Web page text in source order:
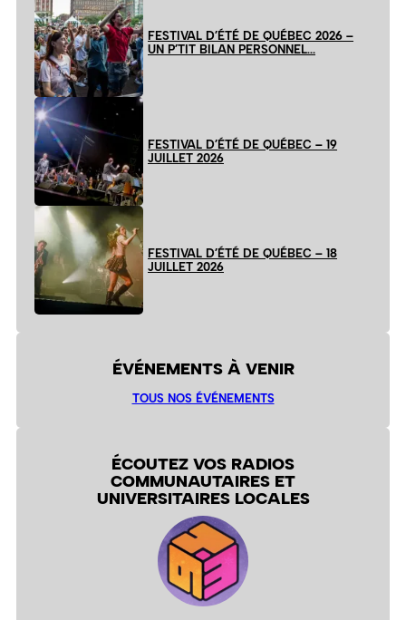
FESTIVAL D’ÉTÉ DE QUÉBEC 2026 –
UN P’TIT BILAN PERSONNEL…
FESTIVAL D’ÉTÉ DE QUÉBEC – 19
JUILLET 2026
FESTIVAL D’ÉTÉ DE QUÉBEC – 18
JUILLET 2026
ÉVÉNEMENTS À VENIR
TOUS NOS ÉVÉNEMENTS
ÉCOUTEZ VOS RADIOS
COMMUNAUTAIRES ET
UNIVERSITAIRES LOCALES